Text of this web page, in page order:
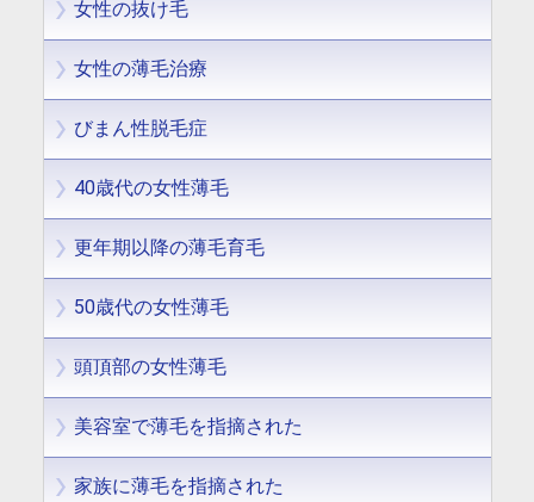
女性の抜け毛
女性の薄毛治療
びまん性脱毛症
40歳代の女性薄毛
更年期以降の薄毛育毛
50歳代の女性薄毛
頭頂部の女性薄毛
美容室で薄毛を指摘された
家族に薄毛を指摘された